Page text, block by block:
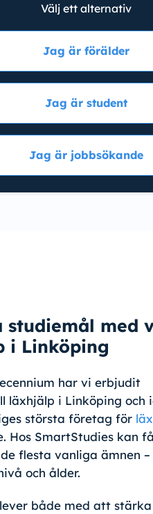
Välj ett alternativ
Jag är förälder
Jag är student
Jag är jobbsökande
studiemål med
i Linköping
har vi erbjudit
läxhjälp i Linköping och
största företag för
Hos SmartStudies kan
flesta vanliga ämnen
och ålder.
både med att stärka